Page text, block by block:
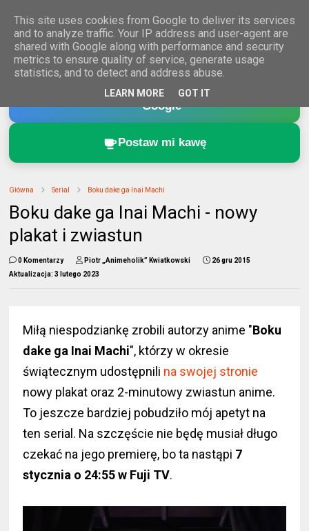
Dodaj Animeholik.pl do ulubionych źródeł w
Google
Postaw mi kawę
Główna Serial Boku dake ga Inai Machi
Boku dake ga Inai Machi - nowy
plakat i zwiastun
0 Komentarzy Piotr „Animeholik” Kwiatkowski
26 gru 2015
Aktualizacja: 3 lutego 2023
Miłą niespodziankę zrobili autorzy anime "Boku
dake ga Inai Machi", którzy w okresie
świątecznym udostępnili na swojej stronie
nowy plakat oraz 2-minutowy zwiastun anime.
To jeszcze bardziej pobudziło mój apetyt na
ten serial. Na szczęście nie będę musiał długo
czekać na jego premierę, bo ta nastąpi 7
stycznia o 24:55 w Fuji TV.
This site uses cookies from Google to deliver its services
and to analyze traffic. Your IP address and user-agent are
shared with Google along with performance and security
metrics to ensure quality of service, generate usage
statistics, and to detect and address abuse.
LEARN MORE GOT IT